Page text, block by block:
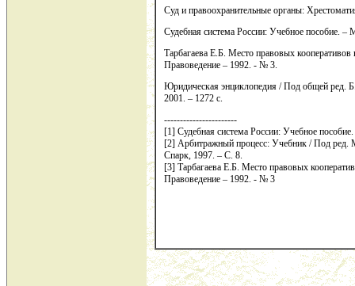
Суд и правоохранительные органы:
Судебная система России: Учебное пособие.
Тарбагаева Е.Б. Место правовых
Правоведение – 1992. - № 3.
Юридическая энциклопедия / Под общей ред.
2001. – 1272 с.
-----------------------
[1] Судебная система России: Учебное
[2] Арбитражный процесс: Учебник / Под
Спарк, 1997. – С. 8.
[3] Тарбагаева Е.Б. Место правовых
Правоведение – 1992. - № 3